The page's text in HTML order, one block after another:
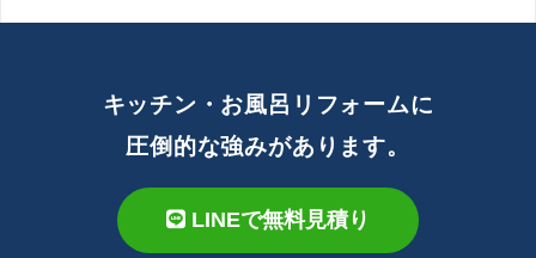
キッチン・お風呂リフォームに
圧倒的な強みがあります。
LINEで無料見積り